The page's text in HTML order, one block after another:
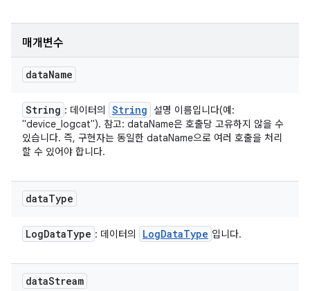
매개변수
dataName
String : 데이터의 String
설명 이름입니다(예:
"device_logcat"). 참고: dataName은 호출당 고유하지 않을 수
있습니다. 즉, 구현자는 동일한 dataName으로 여러 호출을 처리
할 수 있어야 합니다.
dataType
LogDataType : 데이터의 LogDataType 입니다.
dataStream